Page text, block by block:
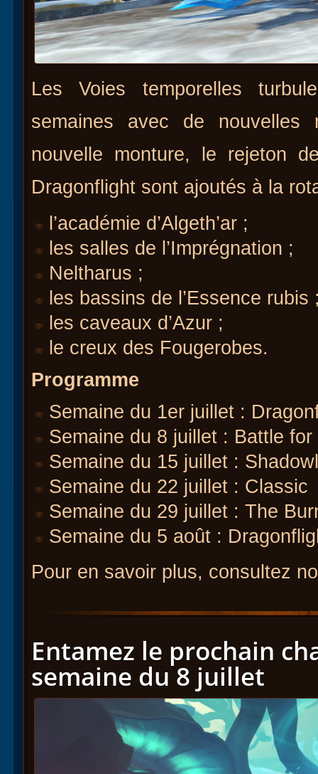
Les Voies temporelles
semaines avec de nouvelles
nouvelle monture, le rejeton
Dragonflight sont ajoutés à la
l’académie d’Algeth’ar ;
les salles de l’Imprégnation ;
Neltharus ;
les bassins de l’Essence rubis
les caveaux d’Azur ;
le creux des Fougerobes.
Programme
Semaine du 1er juillet :
Semaine du 8 juillet : Battle
Semaine du 15 juillet :
Semaine du 22 juillet : Classic
Semaine du 29 juillet : The
Semaine du 5 août :
Pour en savoir plus, consultez
Entamez le prochain
semaine du 8 juillet